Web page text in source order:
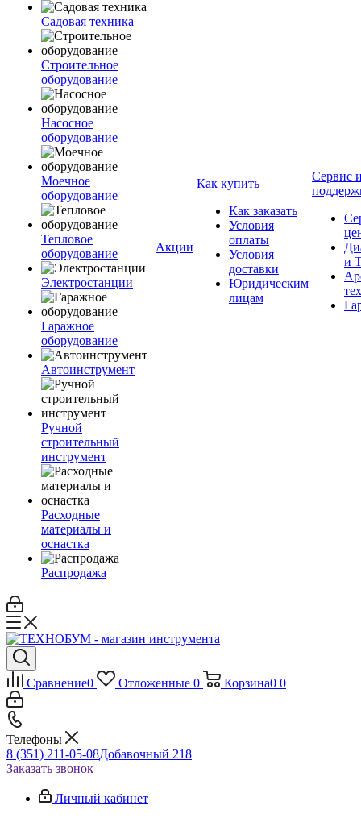
Садовая техника
Строительное
оборудование
Насосное
оборудование
Моечное
оборудование
Тепловое
оборудование
Электростанции
Гаражное
оборудование
Автоинструмент
Ручной
строительный
инструмент
Расходные
материалы и
оснастка
Распродажа
Акции
Как купить
Как заказать
Условия
оплаты
Условия
доставки
Юридическим
лицам
Сервис
и
Сравнение0 Отложенные 0 Корзина0 0
Телефоны
8 (351) 211-05-08Добавочный 218
Заказать звонок
Личный кабинет